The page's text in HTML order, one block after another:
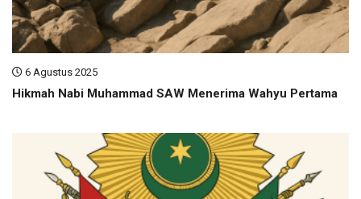
6 Agustus 2025
Hikmah Nabi Muhammad SAW Menerima Wahyu Pertama